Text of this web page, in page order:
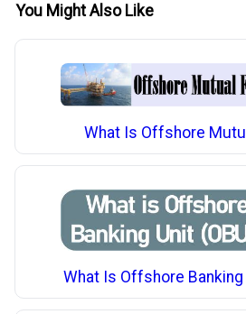
You Might Also Like
What Is Offshore
What Is Offshore